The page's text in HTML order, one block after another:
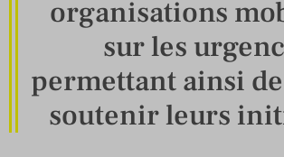
organisations
sur les
permettant ainsi
soutenir leurs